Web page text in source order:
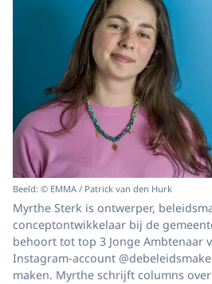
Beeld: © EMMA / Patrick van den Hurk
Myrthe Sterk is ontwerper,
conceptontwikkelaar bij de
behoort tot top 3 Jonge Ambtenaar
Instagram-account
maken. Myrthe schrijft columns